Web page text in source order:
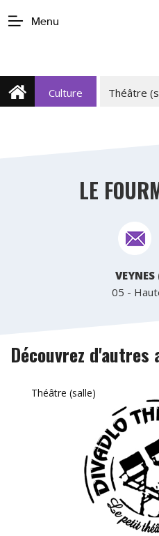
Menu
Culture Théâtre
LE
05 -
Découvrez
Théâtre (salle)